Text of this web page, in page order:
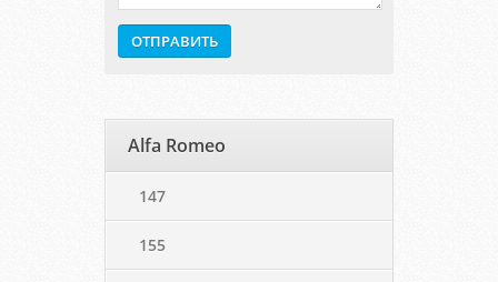
Alfa Romeo
147
155